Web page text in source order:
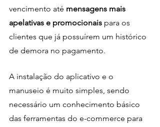
vencimento até mensagens mais
apelativas e promocionais para os
clientes que já possuírem um histórico
de demora no pagamento.
A instalação do aplicativo e o
manuseio é muito simples, sendo
necessário um conhecimento básico
das ferramentas do e-commerce para